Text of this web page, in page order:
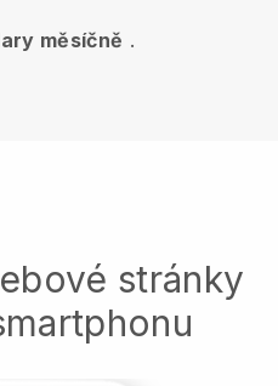
měsíčně .
stránky